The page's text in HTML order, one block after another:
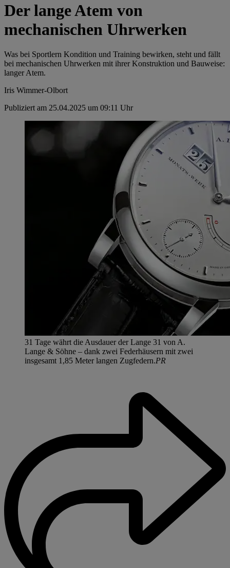
Der lange Atem von
mechanischen Uhrwerken
Was bei Sportlern Kondition und Training bewirken, steht und fällt
bei mechanischen Uhrwerken mit ihrer Konstruktion und Bauweise:
langer Atem.
Iris Wimmer-Olbort
Publiziert am 25.04.2025 um 09:11 Uhr
31 Tage währt die Ausdauer der Lange 31 von A.
Lange & Söhne – dank zwei Federhäusern mit zwei
insgesamt 1,85 Meter langen Zugfedern.PR